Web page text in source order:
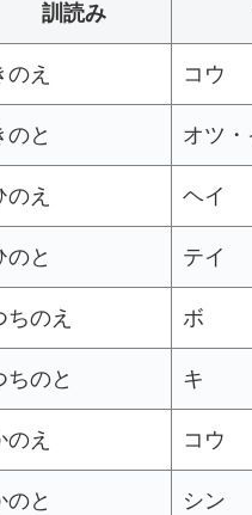
訓読み
のえ コウ
のと オツ・
のえ ヘイ
のと テイ
ちのえ ボ
ちのと キ
のえ コウ
のと シン